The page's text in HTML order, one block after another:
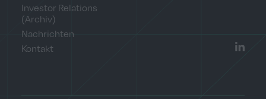
Investor Relations
(Archiv)
Nachrichten
Kontakt